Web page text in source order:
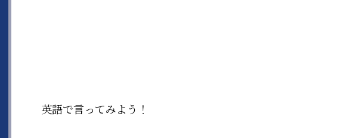
英語で言ってみよう！